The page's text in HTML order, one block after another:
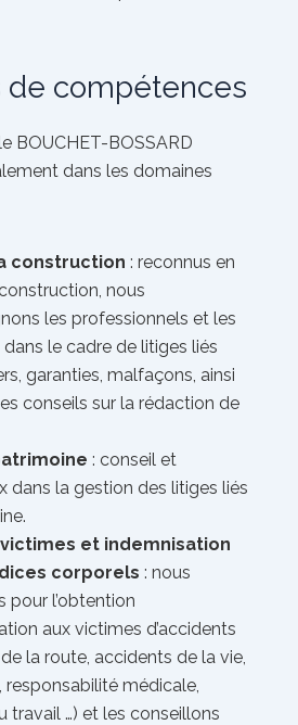
de compétences
BOUCHET-BOSSARD
dans les domaines
construction : reconnus en
nous
les professionnels et les
le cadre de litiges liés
garanties, malfaçons, ainsi
conseils sur la rédaction de
: conseil et
dans la gestion des litiges liés
et indemnisation
corporels : nous
pour l’obtention
aux victimes d’accidents
la route, accidents de la vie,
responsabilité médicale,
travail …) et les conseillons